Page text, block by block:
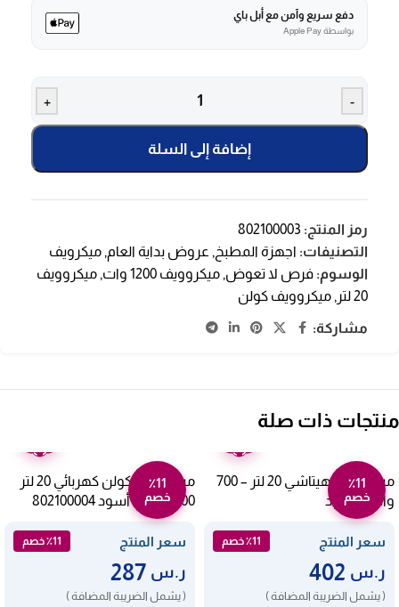
دفع سريع وآمن مع أبل باي
بواسطة Apple Pay
-
+
إضافة إلى السلة
رمز المنتج: 802100003
التصنيفات: اجهزة المطبخ , عروض بداية العام, ميكرويف
الوسوم: فرص لا تعوض, ميكروويف 1200 وات , ميكروويف
20 لتر
, ميكروويف كولن
مشاركة:
منتجات ذات صلة
٪11
خصم
ميكروويف هيتاشي 20 لتر – 700
وات – أسود
سعر المنتج ٪11 خصم
ر.س
( يشمل الضريبة المضافة )
٪11
خصم
ميكروويف كولن كهربائي 20 لتر
1100 وات – أسود 802100004
سعر المنتج ٪11 خصم
ر.س
( يشمل الضريبة المضافة )